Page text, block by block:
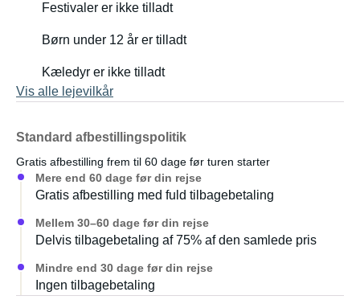
Festivaler er ikke tilladt
Børn under 12 år er tilladt
Kæledyr er ikke tilladt
Vis alle lejevilkår
Standard afbestillingspolitik
Gratis afbestilling frem til 60 dage før turen starter
Mere end 60 dage før din rejse
Gratis afbestilling med fuld tilbagebetaling
Mellem 30–60 dage før din rejse
Delvis tilbagebetaling af 75% af den samlede pris
Mindre end 30 dage før din rejse
Ingen tilbagebetaling